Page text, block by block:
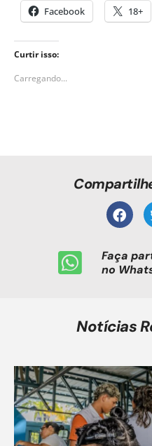
Facebook 18+
Curtir isso:
Carregando...
Faça
no
Notícias